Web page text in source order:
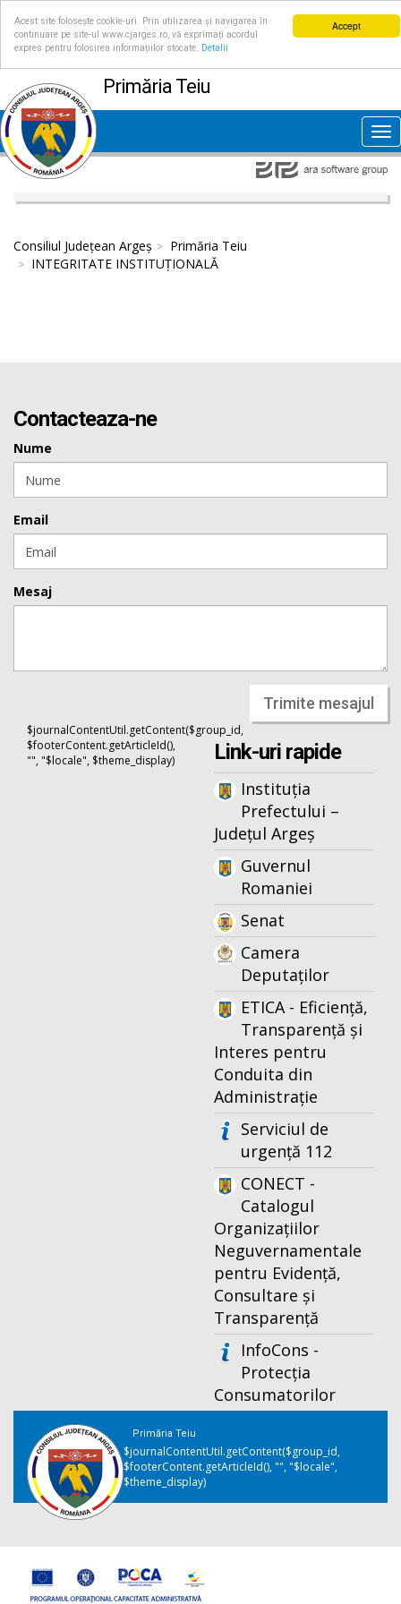
Accept
Acest site folosește cookie-uri. Prin utilizarea și navigarea în
continuare pe site-ul www.cjarges.ro, vă exprimați acordul
expres pentru folosirea informațiilor stocate.
Detalii
Primăria Teiu
Consiliul Județean Argeș
Primăria Teiu
INTEGRITATE INSTITUȚIONALĂ
Contacteaza-ne
Nume
Email
Mesaj
Trimite mesajul
$journalContentUtil.getContent($group_id,
$footerContent.getArticleId(),
"", "$locale", $theme_display)
Link-uri rapide
Instituția
Prefectului –
Județul Argeș
Guvernul
Romaniei
Senat
Camera
Deputaților
ETICA - Eficiență,
Transparență și
Interes pentru
Conduita din
Administrație
Serviciul de
urgență 112
CONECT -
Catalogul
Organizațiilor
Neguvernamentale
pentru Evidență,
Consultare și
Transparență
InfoCons -
Protecția
Consumatorilor
Primăria Teiu
$journalContentUtil.getContent($group_id,
$footerContent.getArticleId(), "", "$locale",
$theme_display)